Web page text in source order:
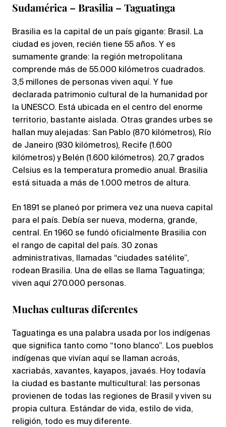
Sudamérica – Brasilia – Taguatinga
Brasilia es la capital de un país gigante: Brasil. La
ciudad es joven, recién tiene 55 años. Y es
sumamente grande: la región metropolitana
comprende más de 55.000 kilómetros cuadrados.
3,5 millones de personas viven aquí. Y fue
declarada patrimonio cultural de la humanidad por
la UNESCO. Está ubicada en el centro del enorme
territorio, bastante aislada. Otras grandes urbes se
hallan muy alejadas: San Pablo (870 kilómetros), Río
de Janeiro (930 kilómetros), Recife (1.600
kilómetros) y Belén (1.600 kilómetros). 20,7 grados
Celsius es la temperatura promedio anual. Brasilia
está situada a más de 1.000 metros de altura.
En 1891 se planeó por primera vez una nueva capital
para el país. Debía ser nueva, moderna, grande,
central. En 1960 se fundó oficialmente Brasilia con
el rango de capital del país. 30 zonas
administrativas, llamadas “ciudades satélite”,
rodean Brasilia. Una de ellas se llama Taguatinga;
viven aquí 270.000 personas.
Muchas culturas diferentes
Taguatinga es una palabra usada por los indígenas
que significa tanto como “tono blanco”. Los pueblos
indígenas que vivían aquí se llaman acroás,
xacriabás, xavantes, kayapos, javaés. Hoy todavía
la ciudad es bastante multicultural: las personas
provienen de todas las regiones de Brasil y viven su
propia cultura. Estándar de vida, estilo de vida,
religión, todo es muy diferente.